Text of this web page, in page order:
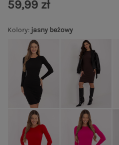
Kolory: jasny beżowy
59,99 zł